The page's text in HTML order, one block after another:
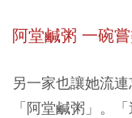
阿堂鹹粥 一碗
另一家也讓她流
「阿堂鹹粥」。